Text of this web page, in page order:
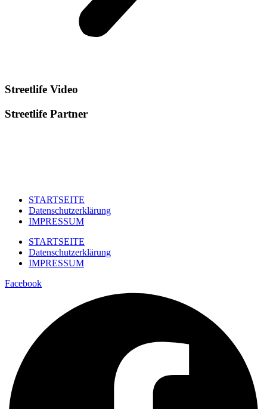
Streetlife Video
Streetlife Partner
STARTSEITE
Datenschutzerklärung
IMPRESSUM
STARTSEITE
Datenschutzerklärung
IMPRESSUM
Facebook